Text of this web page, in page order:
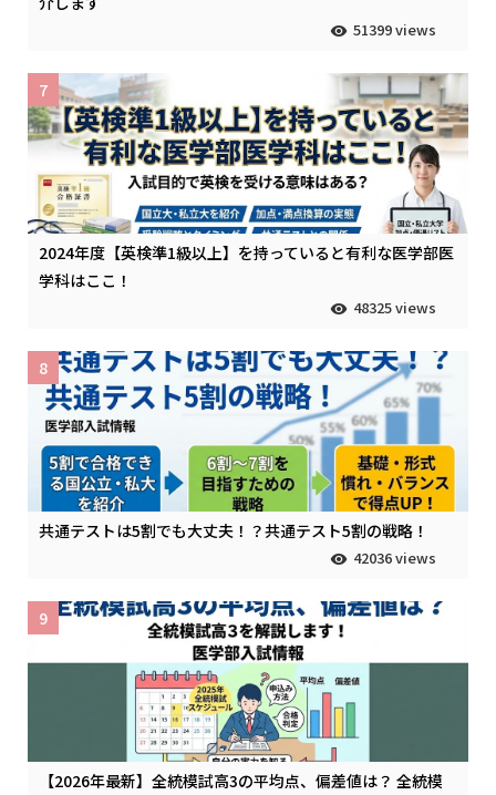
51399 views
2024年度【英検準1級以上】を持っていると有利な医学部医
学科はここ！
48325 views
7
共通テストは5割でも大丈夫！？共通テスト5割の戦略！
42036 views
8
【2026年最新】全統模試高3の平均点、偏差値は？ 全統模
9